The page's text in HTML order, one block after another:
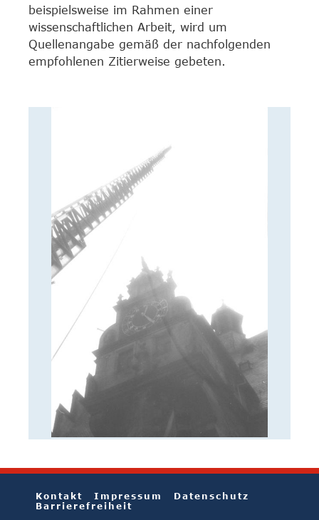
beispielsweise im Rahmen einer
wissenschaftlichen Arbeit, wird um
Quellenangabe gemäß der nachfolgenden
empfohlenen Zitierweise gebeten.
Kontakt Impressum
Datenschutz
Barrierefreiheit